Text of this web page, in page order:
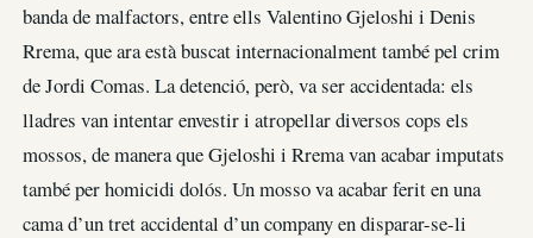
banda de malfactors, entre ells Valentino Gjeloshi i Denis
Rrema, que ara està buscat internacionalment també pel crim
de Jordi Comas. La detenció, però, va ser accidentada: els
lladres van intentar envestir i atropellar diversos cops els
mossos, de manera que Gjeloshi i Rrema van acabar imputats
també per homicidi dolós. Un mosso va acabar ferit en una
cama d’un tret accidental d’un company en disparar-se-li